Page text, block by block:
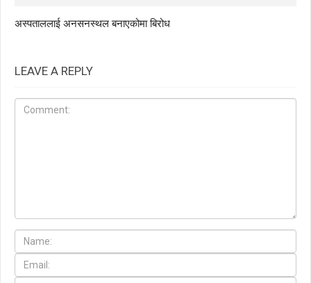
अस्पताललाई अनसनस्थल बनाएकोमा बिरोध
LEAVE A REPLY